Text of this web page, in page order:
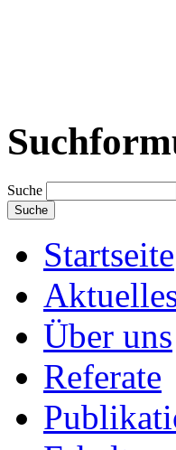
Suche
Startseite
Über uns
Referate